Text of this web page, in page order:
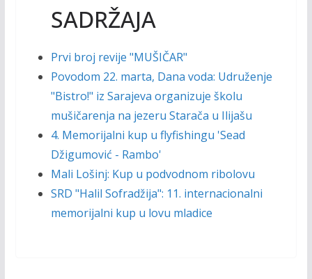
SADRŽAJA
Prvi broj revije "MUŠIČAR"
Povodom 22. marta, Dana voda: Udruženje
"Bistro!" iz Sarajeva organizuje školu
mušičarenja na jezeru Starača u Ilijašu
4. Memorijalni kup u flyfishingu 'Sead
Džigumović - Rambo'
Mali Lošinj: Kup u podvodnom ribolovu
SRD "Halil Sofradžija": 11. internacionalni
memorijalni kup u lovu mladice